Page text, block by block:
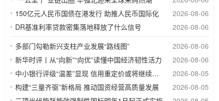
2026-08-06
150亿元人民币国债在港发行 助推人民币国际化
2026-08-06
DR基准利率贷款密集落地释放了什么信号
2026-08-06
多部门勾勒新兴支柱产业发展“路线图”
2026-08-06
新华时评丨从“向新”“向优”读懂中国经济韧性活力
2026-08-05
中小银行评级“温差”显现 信用重定价或将继续深化
2026-08-05
构建“三量齐驱”新格局 推动国资经营高质量发展